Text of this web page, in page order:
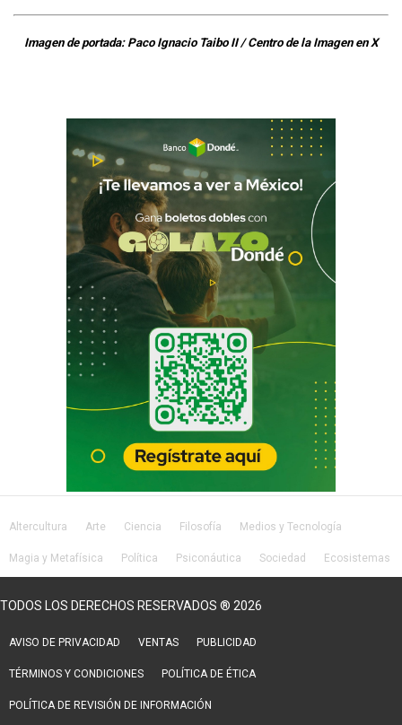
Imagen de portada: Paco Ignacio Taibo II / Centro de la Imagen en X
Altercultura Arte Ciencia Filosofía Medios y Tecnología
Magia y Metafísica Política Psiconáutica Sociedad Ecosistemas
TODOS LOS DERECHOS RESERVADOS ® 2026
AVISO DE PRIVACIDAD VENTAS PUBLICIDAD
TÉRMINOS Y CONDICIONES POLÍTICA DE ÉTICA
POLÍTICA DE REVISIÓN DE INFORMACIÓN